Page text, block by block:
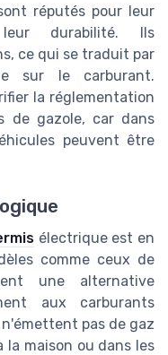
réputés pour leur
durabilité. Ils
ce qui se traduit par
sur le carburant.
la réglementation
de gazole, car dans
peuvent être
électrique est en
comme ceux de
une alternative
aux carburants
pas de gaz
maison ou dans les